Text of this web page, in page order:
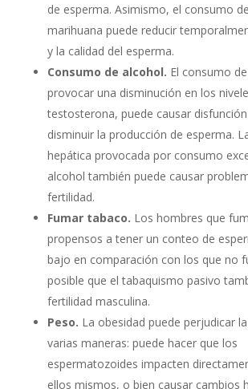
de esperma. Asimismo, el consumo
marihuana puede reducir
y la calidad del esperma.
Consumo de alcohol. El consumo
provocar una disminución en los
testosterona, puede causar
disminuir la producción de esperma.
hepática provocada por consumo
alcohol también puede causar
fertilidad.
Fumar tabaco. Los hombres que
propensos a tener un conteo de
bajo en comparación con los que no
posible que el tabaquismo pasivo
fertilidad masculina.
Peso. La obesidad puede perjudicar
varias maneras: puede hacer que los
espermatozoides impacten
ellos mismos, o bien causar cambios